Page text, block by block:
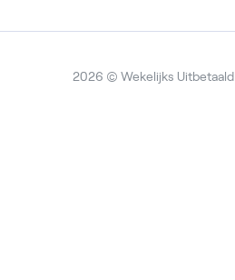
2026 © Wekelijks Uitbetaald